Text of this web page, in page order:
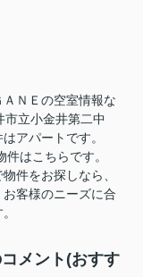
ＮＥの空室情報な
市立小金井第二中
アパートです。
はこちらです。
件をお探しなら、
客様のニーズに合
メント(おすす